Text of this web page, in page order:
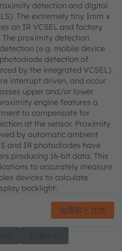
detection and digital
The extremely tiny 1mm x
an IR VCSEL and factory
The proximity detection
(e.g. mobile device
detection of
by the integrated VCSEL).
interrupt driven, and occur
upper and/or lower
engine features a
to compensate for
at the sensor. Proximity
by automatic ambient
and IR photodiodes have
producing 16-bit data. This
to accurately measure
devices to calculate
backlight.
選択と注文